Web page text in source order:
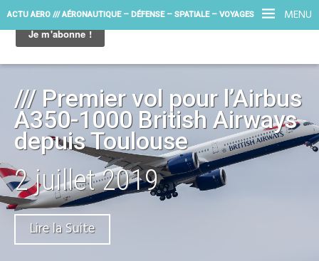
MENU
ACTU AERO /// AÉRONAUTIQUE – DÉFENSE – SPATIALE – VOYAGES
/// Premier vol pour l’Airbus
A350-1000 British Airways
depuis Toulouse
2 juillet 2019
Lire la Suite